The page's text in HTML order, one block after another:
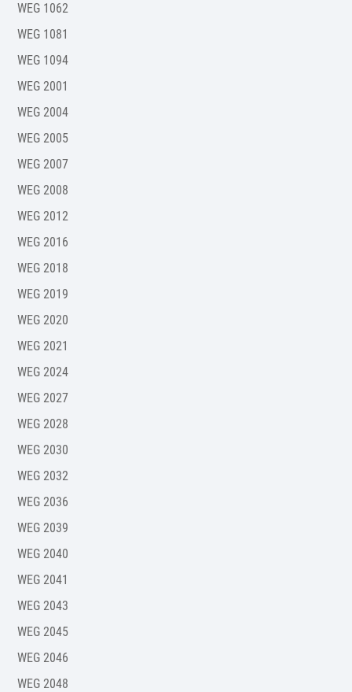
WEG 1062
WEG 1081
WEG 1094
WEG 2001
WEG 2004
WEG 2005
WEG 2007
WEG 2008
WEG 2012
WEG 2016
WEG 2018
WEG 2019
WEG 2020
WEG 2021
WEG 2024
WEG 2027
WEG 2028
WEG 2030
WEG 2032
WEG 2036
WEG 2039
WEG 2040
WEG 2041
WEG 2043
WEG 2045
WEG 2046
WEG 2048